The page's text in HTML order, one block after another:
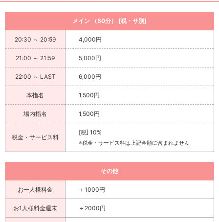
メイン （50分） [税・サ別]
20:30 ～ 20:59 4,000円
21:00 ～ 21:59 5,000円
22:00 ～ LAST 6,000円
本指名 1,500円
場内指名 1,500円
税金・サービス料
[税] 10%
※税金・サービス料は上記金額に含まれません
その他
お一人様料金 ＋1000円
お1人様料金週末 ＋2000円